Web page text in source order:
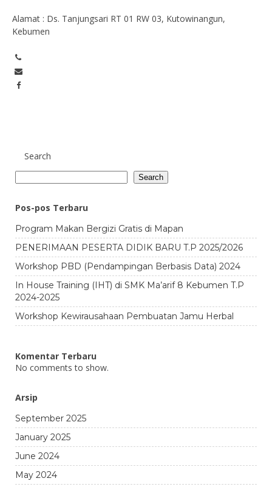
Alamat : Ds. Tanjungsari RT 01 RW 03, Kutowinangun,
Kebumen
Search
Search
Pos-pos Terbaru
Program Makan Bergizi Gratis di Mapan
PENERIMAAN PESERTA DIDIK BARU T.P 2025/2026
Workshop PBD (Pendampingan Berbasis Data) 2024
In House Training (IHT) di SMK Ma’arif 8 Kebumen T.P
2024-2025
Workshop Kewirausahaan Pembuatan Jamu Herbal
Komentar Terbaru
No comments to show.
Arsip
September 2025
January 2025
June 2024
May 2024